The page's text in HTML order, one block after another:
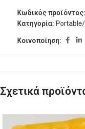
Κωδικός προϊόντος:
Κατηγορία:
Κοινοποίηση:
Σχετικά